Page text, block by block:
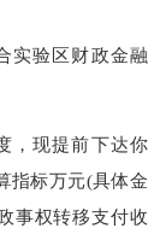
实验区财政金融
现提前下达你
指标万元(具体金
事权转移支付收